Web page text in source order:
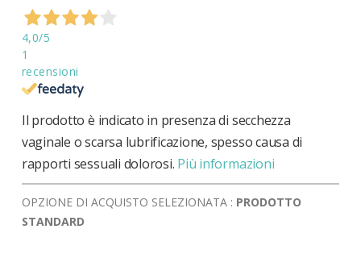
immagini
4,0/5
1
recensioni
Il prodotto è indicato in presenza di secchezza
vaginale o scarsa lubrificazione, spesso causa di
rapporti sessuali dolorosi. Più informazioni
OPZIONE DI ACQUISTO SELEZIONATA : PRODOTTO
STANDARD